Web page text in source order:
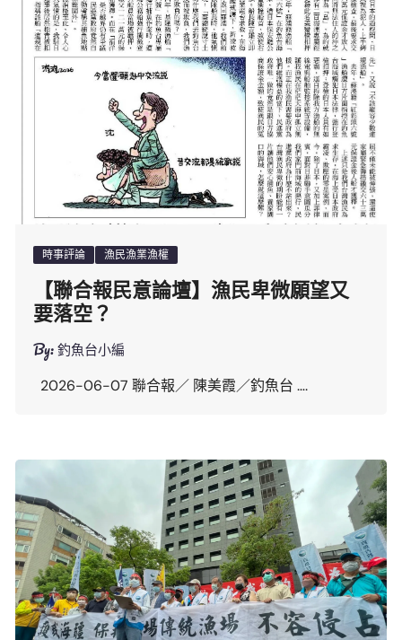
時事評論 漁民漁業漁權
【聯合報民意論壇】漁民卑微願望又
要落空？
By:釣魚台小編
2026-06-07 聯合報／ 陳美霞／釣魚台 ….